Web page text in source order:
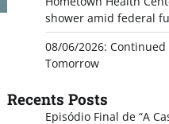
shower amid federal
08/06/2026:
Tomorrow
Recents Posts
Episódio Final de “A